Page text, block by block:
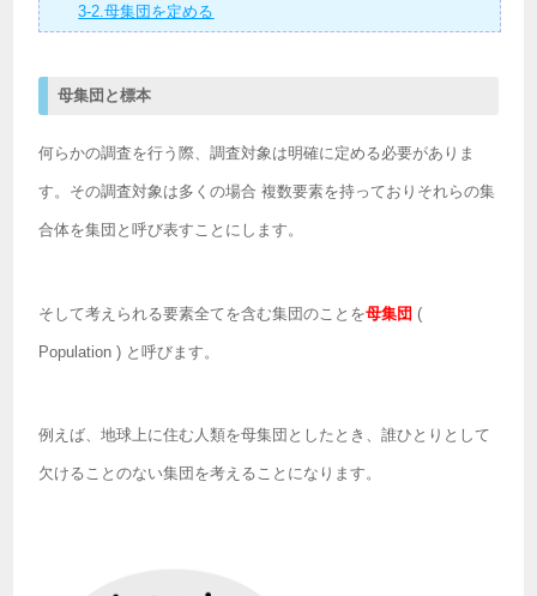
3-2.母集団を定める
母集団と標本
何らかの調査を行う際、調査対象は明確に定める必要がありま
す。その調査対象は多くの場合 複数要素を持っておりそれらの集
合体を集団と呼び表すことにします。
そして考えられる要素全てを含む集団のことを母集団 (
Population ) と呼びます。
例えば、地球上に住む人類を母集団としたとき、誰ひとりとして
欠けることのない集団を考えることになります。